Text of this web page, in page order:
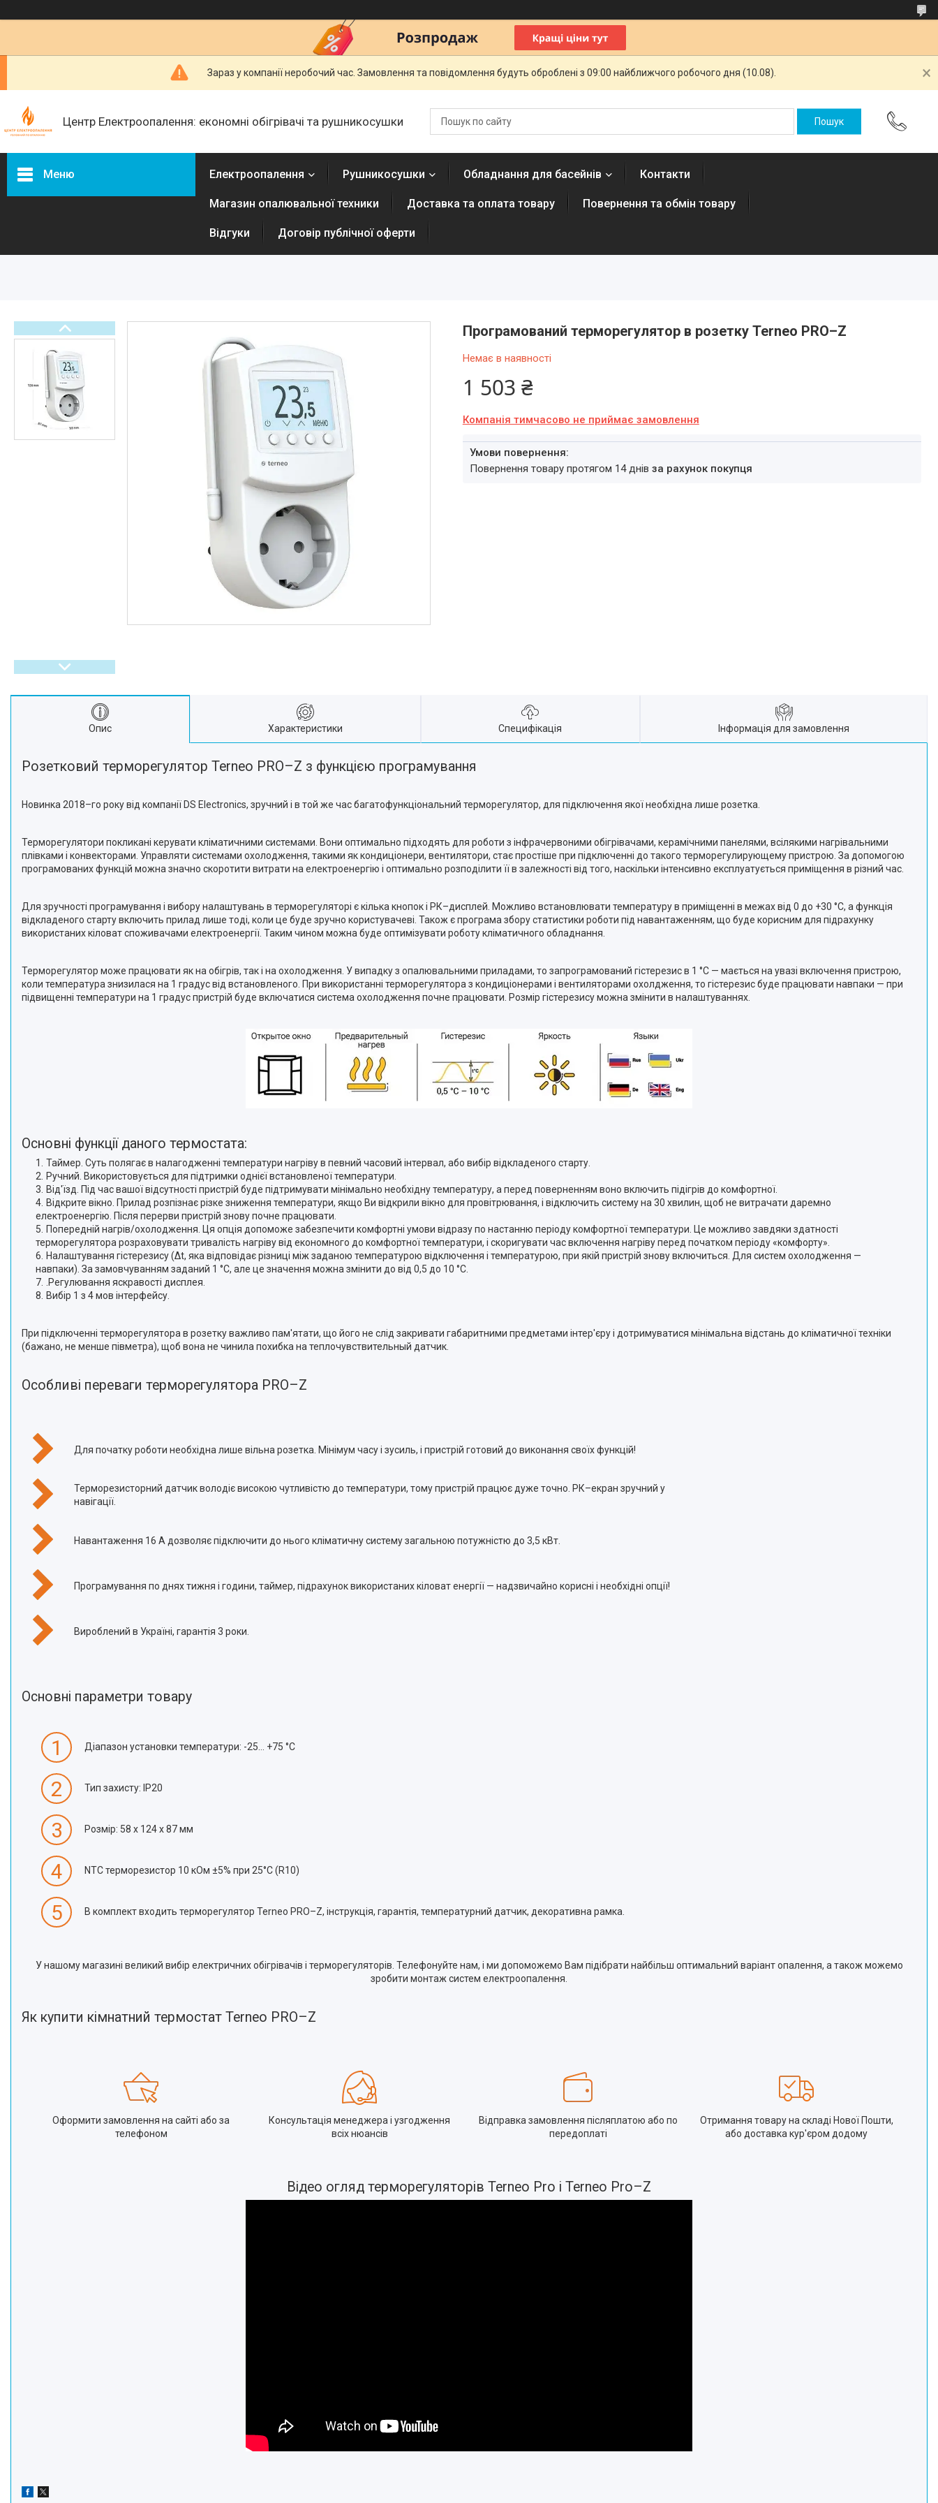
Зараз у компанії неробочий час. Замовлення та повідомлення будуть оброблені з 09:00 найближчого робочого дня (10.08).
Центр Електроопалення: економні обігрівачі та рушникосушки
Меню
Електричні рушникосушки
Тепла електрична підлога
Обладнання для басейнів
Електроопалення Рушникосушки Обладнання для басейнів Контакти
Магазин опалювальної техники Доставка та оплата товару Повернення та обмін товару
Відгуки Договір публічної оферти
Програмований терморегулятор в розетку Terneo PRO–Z
Немає в наявності
1 503 ₴
Компанія тимчасово не приймає замовлення
повернення товару протягом 14 днів за рахунок покупця
Опис Характеристики Специфікація Інформація для замовлення
Розетковий терморегулятор Terneo PRO–Z з функцією програмування
Новинка 2018–го року від компанії DS Electronics, зручний і в той же час багатофункціональний терморегулятор, для підключення якої необхідна лише розетка.
Терморегулятори покликані керувати кліматичними системами. Вони оптимально підходять для роботи з інфрачервоними обігрівачами, керамічними панелями, всілякими нагрівальними
плівками і конвекторами. Управляти системами охолодження, такими як кондиціонери, вентилятори, стає простіше при підключенні до такого терморегулирующему пристрою. За допомогою
програмованих функцій можна значно скоротити витрати на електроенергію і оптимально розподілити її в залежності від того, наскільки інтенсивно експлуатується приміщення в різний час.
Для зручності програмування і вибору налаштувань в терморегуляторі є кілька кнопок і РК–дисплей. Можливо встановлювати температуру в приміщенні в межах від 0 до +30 °C, а функція
відкладеного старту включить прилад лише тоді, коли це буде зручно користувачеві. Також є програма збору статистики роботи під навантаженням, що буде корисним для підрахунку
використаних кіловат споживачами електроенергії. Таким чином можна буде оптимізувати роботу кліматичного обладнання.
Терморегулятор може працювати як на обігрів, так і на охолодження. У випадку з опалювальними приладами, то запрограмований гістерезис в 1 °C — мається на увазі включення пристрою,
коли температура знизилася на 1 градус від встановленого. При використанні терморегулятора з кондиціонерами і вентиляторами охолдження, то гістерезис буде працювати навпаки — при
підвищенні температури на 1 градус пристрій буде включатися система охолодження почне працювати. Розмір гістерезису можна змінити в налаштуваннях.
Основні функції даного термостата:
Таймер. Суть полягає в налагодженні температури нагріву в певний часовий інтервал, або вибір відкладеного старту.
Ручний. Використовується для підтримки однієї встановленої температури.
Від'їзд. Під час вашої відсутності пристрій буде підтримувати мінімально необхідну температуру, а перед поверненням воно включить підігрів до комфортної.
Відкрите вікно. Прилад розпізнає різке зниження температури, якщо Ви відкрили вікно для провітрювання, і відключить систему на 30 хвилин, щоб не витрачати даремно
електроенергію. Після перерви пристрій знову почне працювати.
Попередній нагрів/охолодження. Ця опція допоможе забезпечити комфортні умови відразу по настанню періоду комфортної температури. Це можливо завдяки здатності
терморегулятора розраховувати тривалість нагріву від економного до комфортної температури, і скоригувати час включення нагріву перед початком періоду «комфорту».
Налаштування гістерезису (Δt, яка відповідає різниці між заданою температурою відключення і температурою, при якій пристрій знову включиться. Для систем охолодження —
навпаки). За замовчуванням заданий 1 °С, але це значення можна змінити до від 0,5 до 10 °С.
.Регулювання яскравості дисплея.
Вибір 1 з 4 мов інтерфейсу.
При підключенні терморегулятора в розетку важливо пам'ятати, що його не слід закривати габаритними предметами інтер'єру і дотримуватися мінімальна відстань до кліматичної техніки
(бажано, не менше півметра), щоб вона не чинила похибка на теплочувствительный датчик.
Особливі переваги терморегулятора PRO–Z
Для початку роботи необхідна лише вільна розетка. Мінімум часу і зусиль, і пристрій готовий до виконання своїх функцій!
Терморезисторний датчик володіє високою чутливістю до температури, тому пристрій працює дуже точно. РК–екран зручний у
навігації.
Навантаження 16 А дозволяє підключити до нього кліматичну систему загальною потужністю до 3,5 кВт.
Програмування по днях тижня і години, таймер, підрахунок використаних кіловат енергії — надзвичайно корисні і необхідні опції!
Вироблений в Україні, гарантія 3 роки.
Основні параметри товару
1 Діапазон установки температури: -25... +75 °C
2 Тип захисту: IP20
3 Розмір: 58 x 124 x 87 мм
4 NTC терморезистор 10 кОм ±5% при 25°С (R10)
5 В комплект входить терморегулятор Terneo PRO–Z, інструкція, гарантія, температурний датчик, декоративна рамка.
У нашому магазині великий вибір електричних обігрівачів і терморегуляторів. Телефонуйте нам, і ми допоможемо Вам підібрати найбільш оптимальний варіант опалення, а також можемо
зробити монтаж систем електроопалення.
Як купити кімнатний термостат Terneo PRO–Z
Оформити замовлення на сайті або за
телефоном
Консультація менеджера і узгодження
всіх нюансів
Відправка замовлення післяплатою або по
передоплаті
Отримання товару на складі Нової Пошти,
або доставка кур'єром додому
Відео огляд терморегуляторів Terneo Pro і Terneo Pro–Z